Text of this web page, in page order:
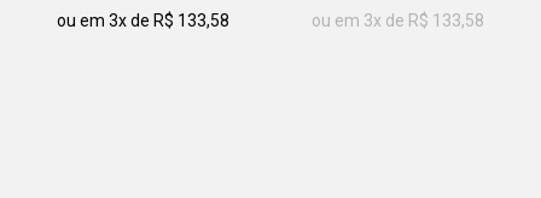
ou em 3x de R$ 133,58 ou em 3x de R$ 133,58